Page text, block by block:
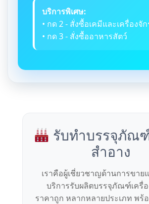
บริการพิเศษ:
• กด 2 - สั่งซื้อเคมีและเครื่องจัก
• กด 3 - สั่งซื้ออาหารสัตว์
รับทำบรรจุภัณ
สำอาง
เราคือผู้เชี่ยวชาญด้านการขาย
บริการรับผลิตบรรจุภัณฑ์เครื่อ
ราคาถูก หลากหลายประเภท พร้